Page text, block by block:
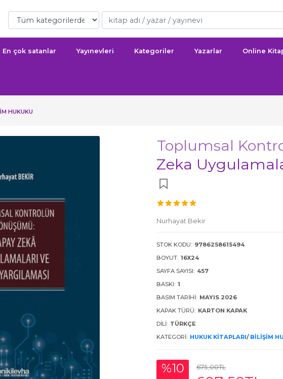
En çok satanlar Yayınevleri Kategoriler Yazarlar Online
HUKUKU
Toplumsal
Zeka
Nurhayat Bekir
STOK KODU: 9786258615494
BOYUT: 16X24
SAYFA SAYISI: 457
BASKI: 1
BASIM TARIHI: MAYIS 2026
KAPAK TÜRÜ: KARTON KAPAK
DILI: TÜRKÇE
KATEGORI: HUKUK KITAPLARI/ BILIŞIM
%10 675,00TL